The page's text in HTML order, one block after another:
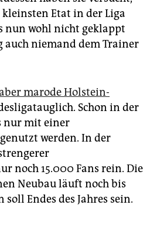
Etat in der Liga
nun wohl nicht geklappt
niemand dem Trainer
marode Holstein-
Schon in der
nur mit einer
werden. In der
noch 15.000 Fans rein. Die
Neubau läuft noch bis
Endes des Jahres sein.